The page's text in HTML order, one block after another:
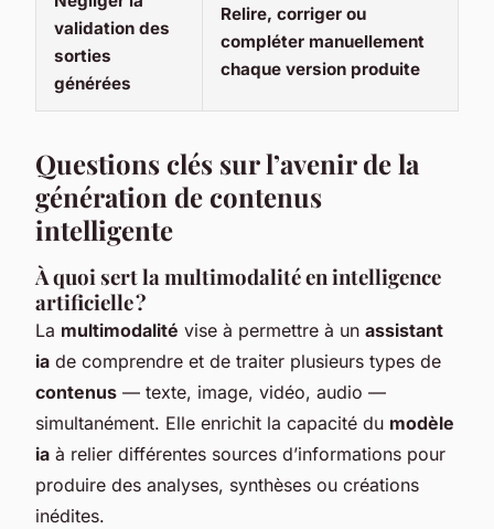
validation des
sorties
générées
Relire, corriger ou
compléter manuellement
chaque version produite
Questions clés sur l’avenir de la
génération de contenus
intelligente
À quoi sert la multimodalité en intelligence
artificielle ?
La multimodalité vise à permettre à un assistant
ia de comprendre et de traiter plusieurs types de
contenus — texte, image, vidéo, audio —
simultanément. Elle enrichit la capacité du modèle
ia à relier différentes sources d’informations pour
produire des analyses, synthèses ou créations
inédites.